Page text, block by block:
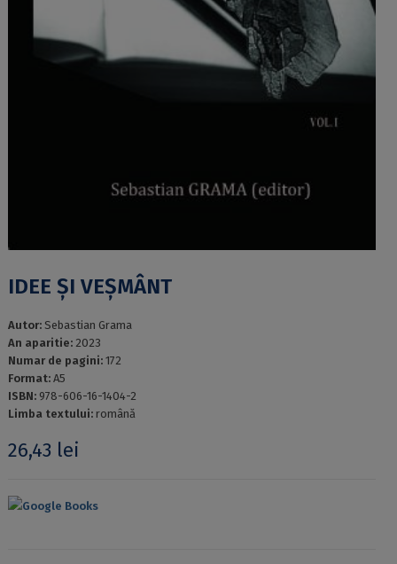
IDEE ȘI VEȘMÂNT
Autor: Sebastian Grama
An aparitie: 2023
Numar de pagini: 172
Format: A5
ISBN: 978-606-16-1404-2
Limba textului: română
26,43 lei
Google Books